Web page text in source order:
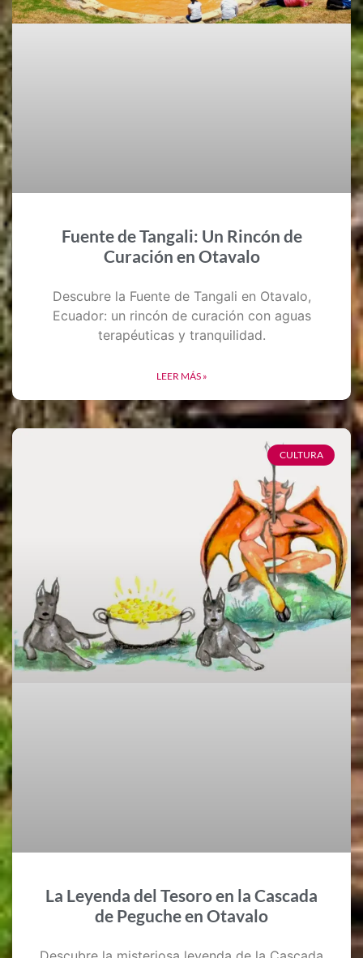
Fuente de Tangali: Un Rincón de
Curación en Otavalo
Descubre la Fuente de Tangali en Otavalo,
Ecuador: un rincón de curación con aguas
terapéuticas y tranquilidad.
LEER MÁS »
CULTURA
La Leyenda del Tesoro en la Cascada
de Peguche en Otavalo